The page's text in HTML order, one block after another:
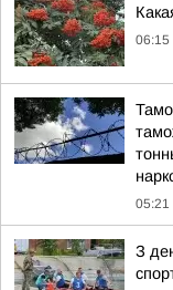
06:15
05:21
З